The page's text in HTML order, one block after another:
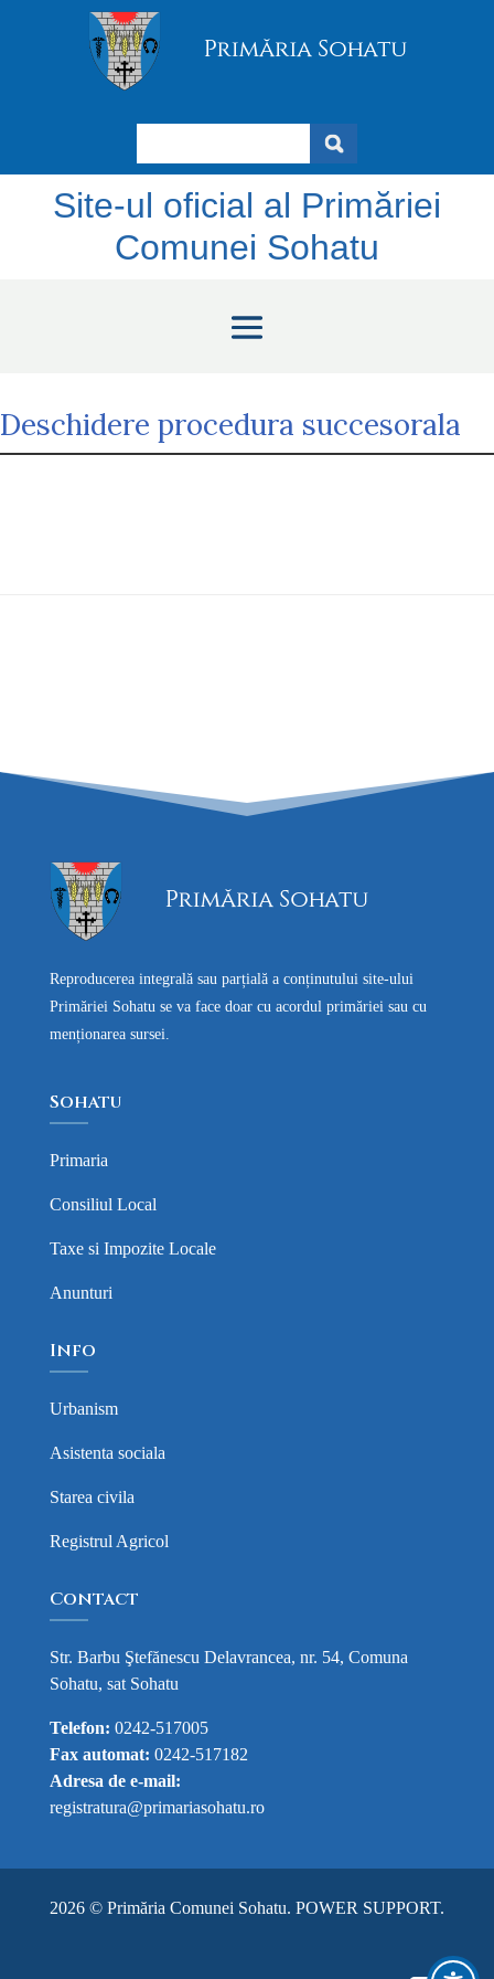
Site-ul oficial al Primăriei
Comunei Sohatu
Deschidere procedura succesorala
Reproducerea integrală sau parțială a conținutului site-ului
Primăriei Sohatu se va face doar cu acordul primăriei sau cu
menționarea sursei.
Sohatu
Primaria
Consiliul Local
Taxe si Impozite Locale
Anunturi
Info
Urbanism
Asistenta sociala
Starea civila
Registrul Agricol
Contact
Str. Barbu Ştefănescu Delavrancea, nr. 54, Comuna
Sohatu, sat Sohatu
Telefon: 0242-517005
Fax automat: 0242-517182
Adresa de e-mail:
registratura@primariasohatu.ro
2026 © Primăria Comunei Sohatu. POWER SUPPORT.